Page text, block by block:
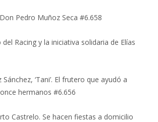
Pedro Muñoz Seca #6.658
Racing y la iniciativa solidaria de Elías
‘Tani’. El frutero que ayudó a
hermanos #6.656
Castrelo. Se hacen fiestas a domicilio